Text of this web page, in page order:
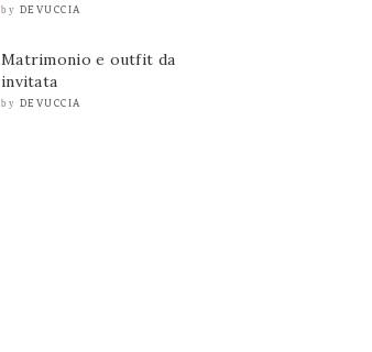
by DEVUCCIA
Matrimonio e outfit da
invitata
by DEVUCCIA